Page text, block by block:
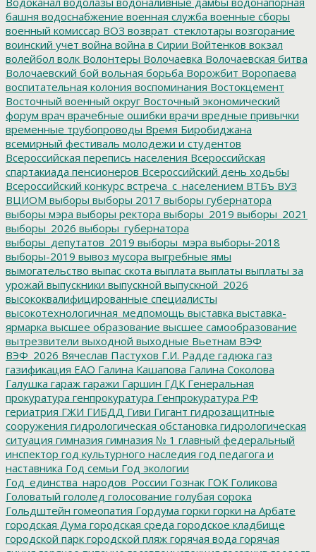
башня водоснабжение военная служба военные сборы
военный комиссар ВОЗ возврат_стеклотары возгорание
воинский учет война война в Сирии Войтенков вокзал
волейбол волк Волонтеры Волочаевка Волочаевская битва
Волочаевский бой вольная борьба Ворожбит Воропаева
воспитательная колония воспоминания Востокцемент
Восточный военный округ Восточный экономический
форум врач врачебные ошибки врачи вредные привычки
временные трубопроводы Время Биробиджана
всемирный фестиваль молодежи и студентов
Всероссийская перепись населения Всероссийская
спартакиада пенсионеров Всероссийский день ходьбы
Всероссийский конкурс встреча_с_населением ВТБъ ВУЗ
ВЦИОМ выборы выборы 2017 выборы губернатора
выборы мэра выборы ректора выборы_2019 выборы_2021
выборы_2026 выборы_губернатора
выборы_депутатов_2019 выборы_мэра выборы-2018
выборы-2019 вывоз мусора выгребные ямы
вымогательство выпас скота выплата выплаты выплаты за
урожай выпускники выпускной выпускной_2026
высококвалифицированные специалисты
высокотехнологичная_медпомощь выставка выставка-
ярмарка высшее образование высшее самообразование
вытрезвители выходной выходные Вьетнам ВЭФ
ВЭФ_2026 Вячеслав Пастухов Г.И. Радде гадюка газ
газификация ЕАО Галина Кашапова Галина Соколова
Галушка гараж гаражи Гаршин ГДК Генеральная
прокуратура генпрокуратура Генпрокуратура РФ
гериатрия ГЖИ ГИБДД Гиви Гигант гидрозащитные
сооружения гидрологическая обстановка гидрологическая
ситуация гимназия гимназия № 1 главный федеральный
инспектор год культурного наследия год педагога и
наставника Год семьи Год экологии
Год_единства_народов_России Гознак ГОК Голикова
Головатый гололед голосование голубая сорока
Гольдштейн гомеопатия Гордума горки горки на Арбате
городская Дума городская среда городское кладбище
городской парк городской пляж горячая вода горячая